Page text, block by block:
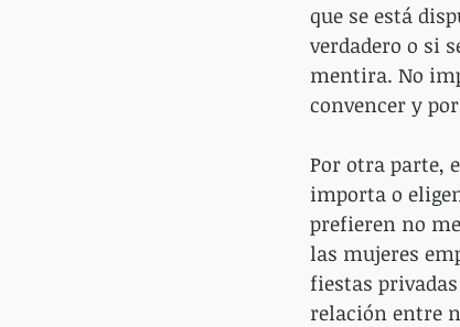
que se está
verdadero o si
mentira. No
convencer y
Por otra parte,
importa o
prefieren no
las mujeres
fiestas
relación entre